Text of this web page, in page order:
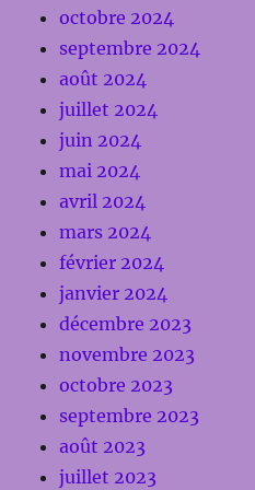
octobre 2024
septembre 2024
août 2024
juillet 2024
juin 2024
mai 2024
avril 2024
mars 2024
février 2024
janvier 2024
décembre 2023
novembre 2023
octobre 2023
septembre 2023
août 2023
juillet 2023